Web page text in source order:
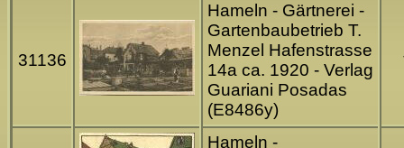
31136
Hameln - Gärtnerei -
Gartenbaubetrieb T.
Menzel Hafenstrasse
14a ca. 1920 - Verlag
Guariani Posadas
(E8486y)
Hameln -